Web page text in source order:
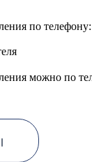
по
можно по